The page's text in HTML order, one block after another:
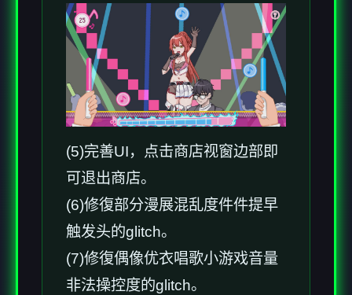
(5)完善UI，点击商店视窗边部即
可退出商店。
(6)修復部分漫展混乱度件件提早
触发头的glitch。
(7)修復偶像优衣唱歌小游戏音量
非法操控度的glitch。